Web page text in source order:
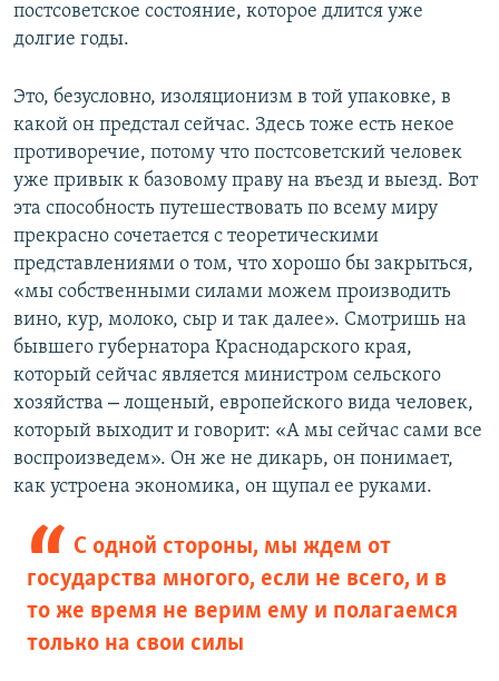
постсоветское состояние, которое длится уже
долгие годы.
Это, безусловно, изоляционизм в той упаковке, в
какой он предстал сейчас. Здесь тоже есть некое
противоречие, потому что постсоветский человек
уже привык к базовому праву на въезд и выезд. Вот
эта способность путешествовать по всему миру
прекрасно сочетается с теоретическими
представлениями о том, что хорошо бы закрыться,
«мы собственными силами можем производить
вино, кур, молоко, сыр и так далее». Смотришь на
бывшего губернатора Краснодарского края,
который сейчас является министром сельского
хозяйства – лощеный, европейского вида человек,
который выходит и говорит: «А мы сейчас сами все
воспроизведем». Он же не дикарь, он понимает,
как устроена экономика, он щупал ее руками.
С одной стороны, мы ждем от
государства многого, если не всего, и в
то же время не верим ему и полагаемся
только на свои силы